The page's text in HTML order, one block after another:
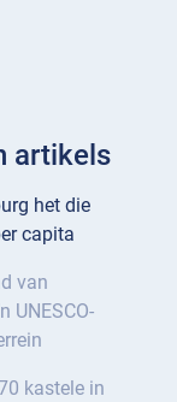
artikels
het die
capita
van
UNESCO-
kastele in